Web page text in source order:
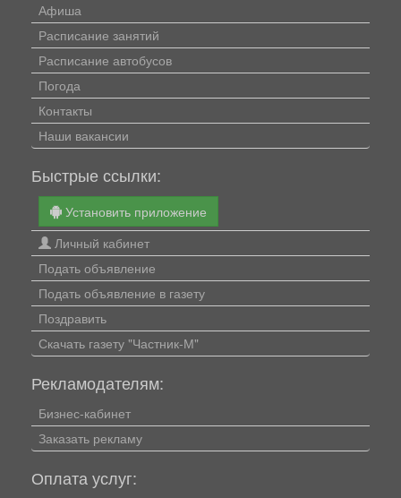
Афиша
Расписание занятий
Расписание автобусов
Погода
Контакты
Наши вакансии
Быстрые ссылки:
Установить приложение
Личный кабинет
Подать объявление
Подать объявление в газету
Поздравить
Скачать газету "Частник-М"
Рекламодателям:
Бизнес-кабинет
Заказать рекламу
Оплата услуг: